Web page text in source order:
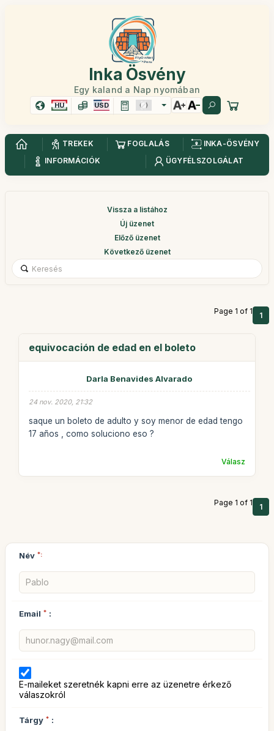
Inka Ösvény
Egy kaland a Nap nyomában
HU USD
TREKEK FOGLALÁS
INKA-ÖSVÉNY
INFORMÁCIÓK
ÜGYFÉLSZOLGÁLAT
Vissza a listához
Új üzenet
Előző üzenet
Következő üzenet
Page 1 of 1 1
equivocación de edad en el boleto
Darla Benavides Alvarado
24 nov. 2020, 21:32
saque un boleto de adulto y soy menor de edad tengo
17 años , como soluciono eso ?
Válasz
Page 1 of 1 1
Név *:
Email * :
E-maileket szeretnék kapni erre az üzenetre érkező
válaszokról
Tárgy * :